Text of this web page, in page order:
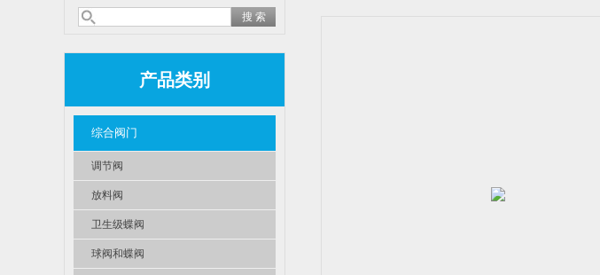
产品类别
综合阀门
调节阀
放料阀
卫生级蝶阀
球阀和蝶阀